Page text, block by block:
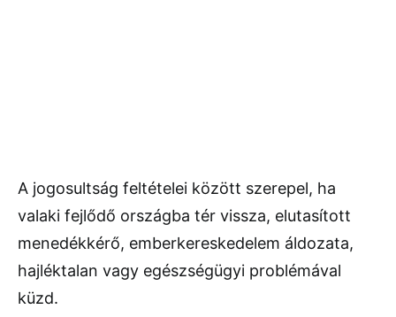
A jogosultság feltételei között szerepel, ha
valaki fejlődő országba tér vissza, elutasított
menedékkérő, emberkereskedelem áldozata,
hajléktalan vagy egészségügyi problémával
küzd.